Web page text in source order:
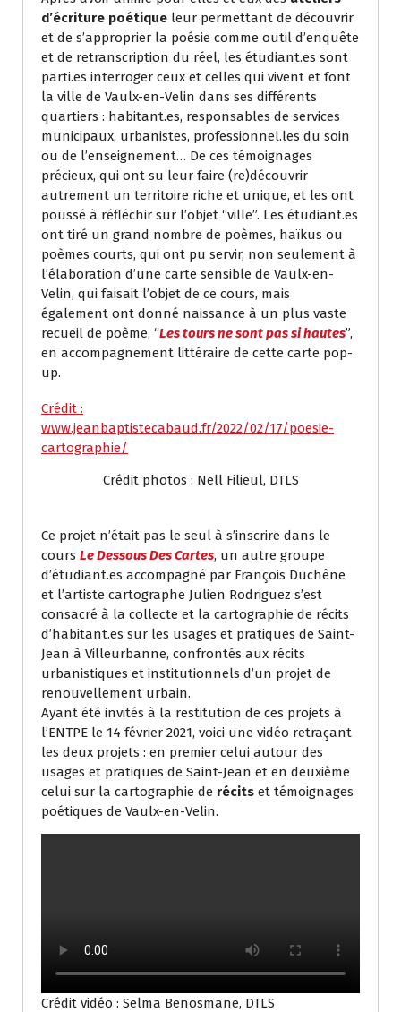
d’écriture poétique leur permettant de découvrir
et de s’approprier la poésie comme outil d’enquête
et de retranscription du réel, les étudiant.es sont
parti.es interroger ceux et celles qui vivent et font
la ville de Vaulx-en-Velin dans ses différents
quartiers : habitant.es, responsables de services
municipaux, urbanistes, professionnel.les du soin
ou de l’enseignement… De ces témoignages
précieux, qui ont su leur faire (re)découvrir
autrement un territoire riche et unique, et les ont
poussé à réfléchir sur l’objet “ville”. Les étudiant.es
ont tiré un grand nombre de poèmes, haïkus ou
poèmes courts, qui ont pu servir, non seulement à
l’élaboration d’une carte sensible de Vaulx-en-
Velin, qui faisait l’objet de ce cours, mais
également ont donné naissance à un plus vaste
recueil de poème, “Les tours ne sont pas si hautes”,
en accompagnement littéraire de cette carte pop-
up.
Crédit :
www.jeanbaptistecabaud.fr/2022/02/17/poesie-
cartographie/
Crédit photos : Nell Filieul, DTLS
Ce projet n’était pas le seul à s’inscrire dans le
cours Le Dessous Des Cartes, un autre groupe
d’étudiant.es accompagné par François Duchêne
et l’artiste cartographe Julien Rodriguez s’est
consacré à la collecte et la cartographie de récits
d’habitant.es sur les usages et pratiques de Saint-
Jean à Villeurbanne, confrontés aux récits
urbanistiques et institutionnels d’un projet de
renouvellement urbain.
Ayant été invités à la restitution de ces projets à
l’ENTPE le 14 février 2021, voici une vidéo retraçant
les deux projets : en premier celui autour des
usages et pratiques de Saint-Jean et en deuxième
celui sur la cartographie de récits et témoignages
poétiques de Vaulx-en-Velin.
Crédit vidéo : Selma Benosmane, DTLS